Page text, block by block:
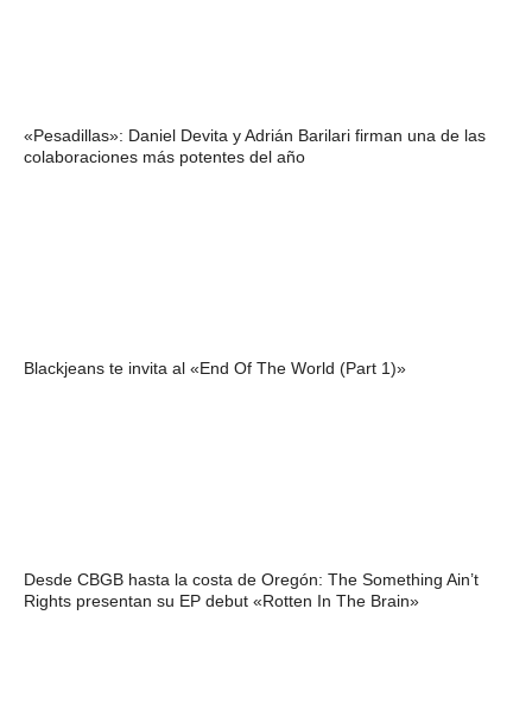
«Pesadillas»: Daniel Devita y Adrián Barilari firman una de las
colaboraciones más potentes del año
Blackjeans te invita al «End Of The World (Part 1)»
Desde CBGB hasta la costa de Oregón: The Something Ain’t
Rights presentan su EP debut «Rotten In The Brain»